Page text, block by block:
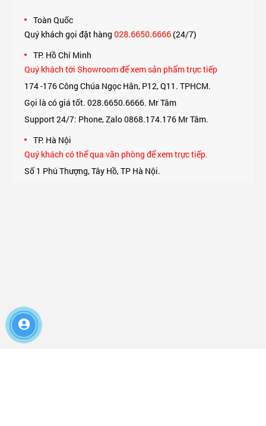
Toàn Quốc
Quý khách gọi đặt hàng 028.6650.6666(24/7)
TP. Hồ Chí Minh
Quý khách tới Showroom để xem sản phẩm trực tiếp
174 -176 Công Chúa Ngọc Hân, P12, Q11. TPHCM.
Gọi là có giá tốt. 028.6650.6666. Mr Tâm
Support 24/7: Phone, Zalo 0868.174.176 Mr Tâm.
TP. Hà Nội
Quý khách có thể qua văn phòng để xem trực tiếp.
Số 1 Phú Thượng, Tây Hồ, TP Hà Nội.